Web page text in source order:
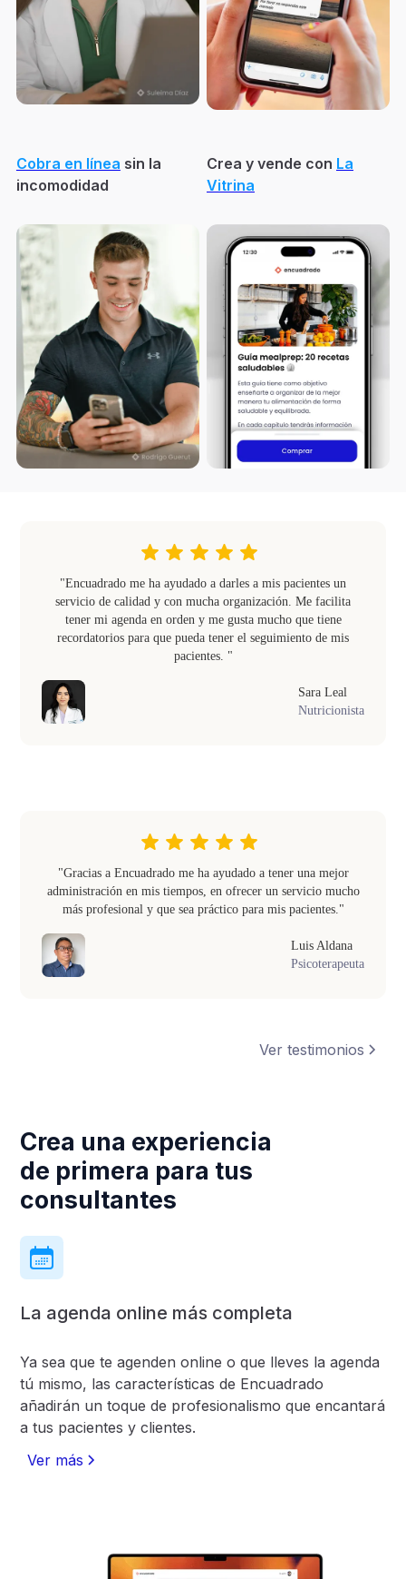
Cobra en línea sin la
incomodidad
Crea y vende con La
Vitrina
"Encuadrado me ha ayudado a darles a mis pacientes un
servicio de calidad y con mucha organización. Me facilita
tener mi agenda en orden y me gusta mucho que tiene
recordatorios para que pueda tener el seguimiento de mis
pacientes. "
Sara Leal
Nutricionista
"Gracias a Encuadrado me ha ayudado a tener una mejor
administración en mis tiempos, en ofrecer un servicio mucho
más profesional y que sea práctico para mis pacientes."
Luis Aldana
Psicoterapeuta
Ver testimonios
Crea una experiencia
de primera para tus
consultantes
La agenda online más completa
Ya sea que te agenden online o que lleves la agenda
tú mismo, las características de Encuadrado
añadirán un toque de profesionalismo que encantará
a tus pacientes y clientes.
Ver más